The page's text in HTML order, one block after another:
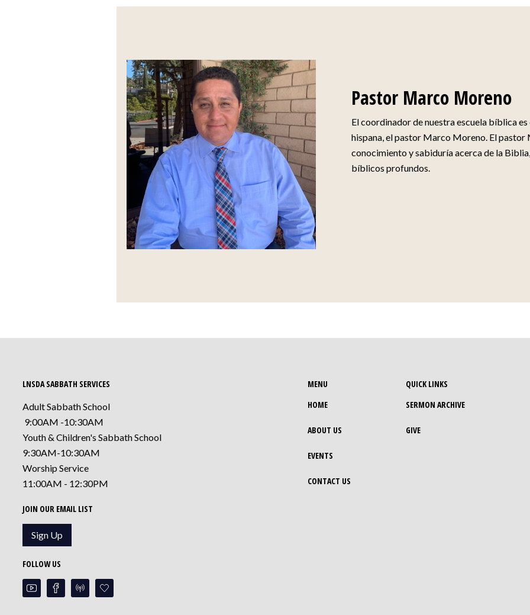
Pastor Marco Moreno
El coordinador de nuestra escuela bíblica
hispana, el pastor Marco Moreno. El pastor
conocimiento y sabiduría acerca de la
bíblicos profundos.
LNSDA SABBATH SERVICES
Adult Sabbath School
9:00AM -10:30AM
Youth & Children's Sabbath School
9:30AM-10:30AM
Worship Service
11:00AM - 12:30PM
JOIN OUR EMAIL LIST
Sign Up
FOLLOW US
MENU
HOME
ABOUT US
EVENTS
CONTACT US
QUICK LINKS
SERMON ARCHIVE
GIVE